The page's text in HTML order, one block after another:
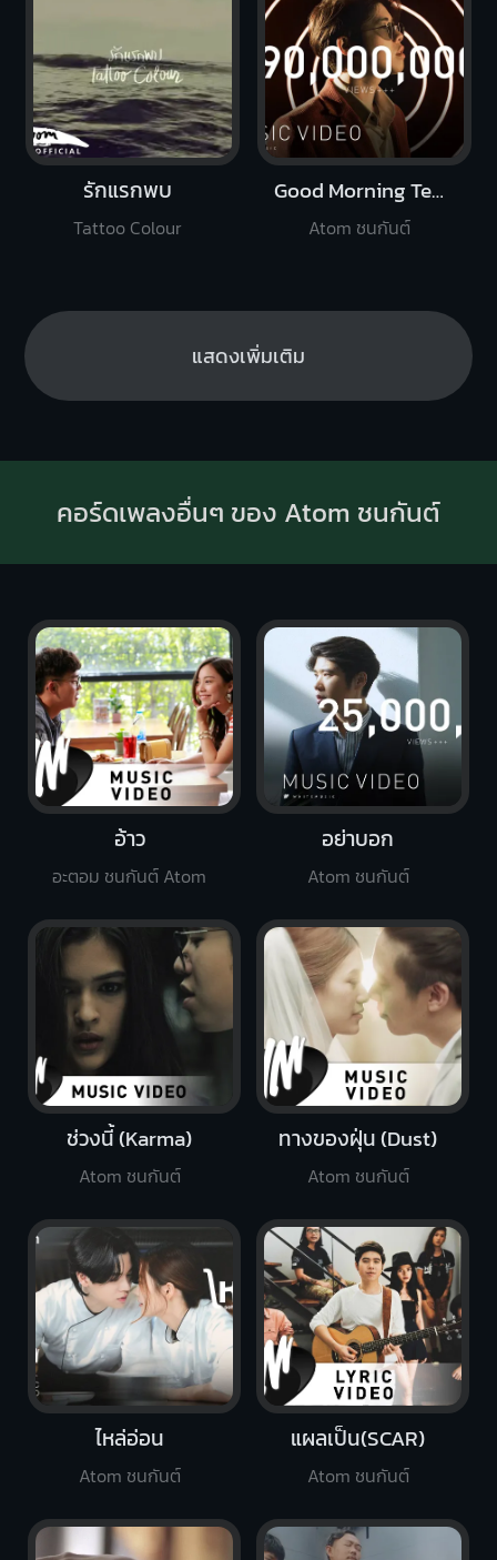
รักแรกพบ
Tattoo Colour
Good Morning Teacher
Atom ชนกันต์
แสดงเพิ่มเติม
คอร์ดเพลงอื่นๆ ของ Atom ชนกันต์
อ้าว
อะตอม ชนกันต์ Atom
ทางของฝุ่น (Dust)
Atom ชนกันต์
อย่าบอก
Atom ชนกันต์
แผลเป็น(SCAR)
Atom ชนกันต์
ช่วงนี้ (Karma)
Atom ชนกันต์
ไหล่อ่อน
Atom ชนกันต์